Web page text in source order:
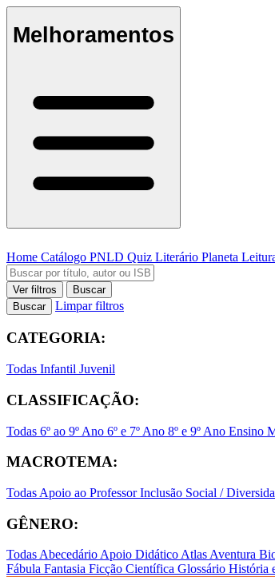
Melhoramentos
Home Catálogo PNLD Quiz Literário Planeta
Ver filtros
Buscar
Buscar
Limpar filtros
CATEGORIA:
Todas Infantil Juvenil
CLASSIFICAÇÃO:
Todas 6º ao 9º Ano 6º e 7º Ano 8º e 9º Ano Ensino
MACROTEMA:
Todas Apoio ao ProfessorInclusão Social /
GÊNERO:
TodasAbecedárioApoio DidáticoAtlasAventura
Fábula Fantasia Ficção Científica Glossário História